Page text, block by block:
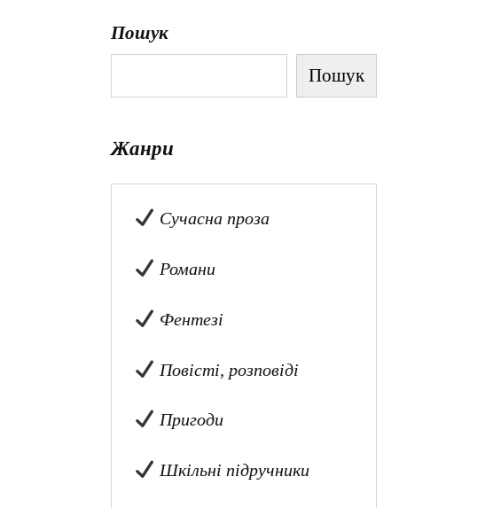
Пошук
Пошук
Жанри
Сучасна проза
Романи
Фентезі
Повісті, розповіді
Пригоди
Шкільні підручники